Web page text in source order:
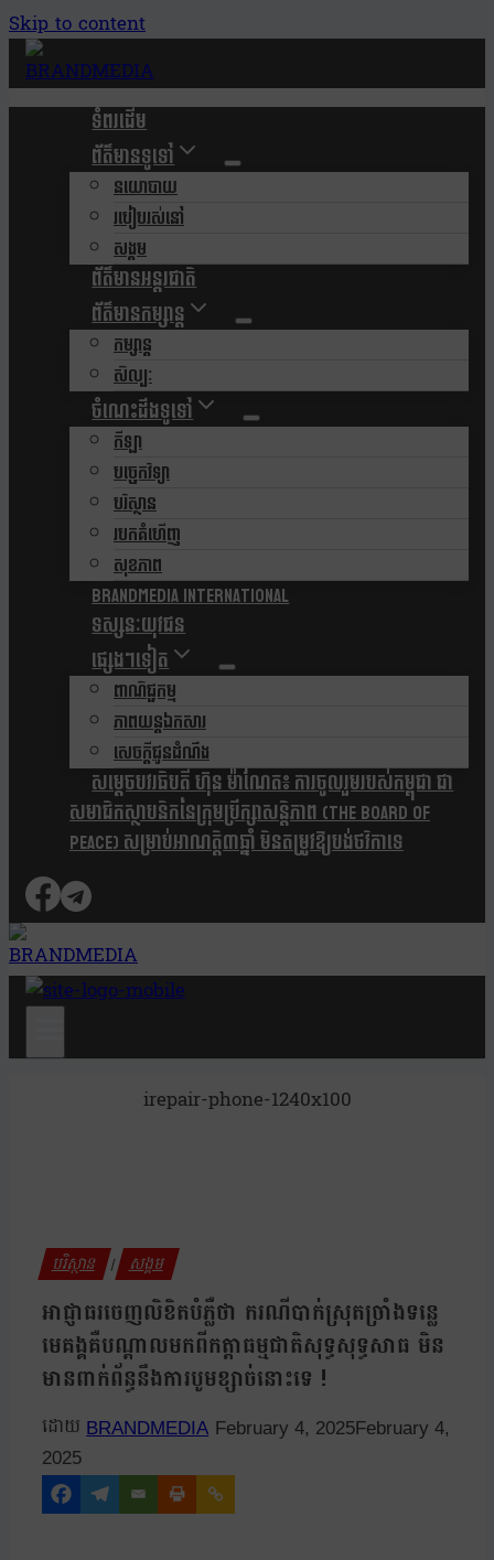
Skip to content
ទំពរដើម
ព័ត៌មានទូទៅ
នយោបាយ
របៀបរស់នៅ
សង្គម
ព័ត៌មានអន្តរជាតិ
ព័ត៌មានកម្សាន្ត
កម្សាន្ត
សិល្បៈ
ចំណេះដឹងទូទៅ
កីឡា
បច្ចេកវិទ្យា
បរិស្ថាន
របកគំហើញ
សុខភាព
Brandmedia international
ទស្សនៈយុវជន
ផ្សេងៗទៀត
ពាណិជ្ជកម្ម
ភាពយន្តឯកសារ
សេចក្តីជូនដំណឹង
សម្តេចបវរធិបតី ហ៊ុន ម៉ាណែត៖ ការចូលរួមរបស់កម្ពុជា ជា
សមាជិកស្ថាបនិកនៃក្រុមប្រឹក្សាសន្តិភាព (The Board Of
Peace) សម្រាប់អាណត្តិ៣ឆ្នាំ មិនតម្រូវឱ្យបង់ថវិកាទេ
irepair-phone-1240x100
បរិស្ថាន | សង្គម
អាជ្ញាធរចេញលិខិតបំភ្លឺថា ករណីបាក់ស្រុតច្រាំងទន្លេ
មេគង្គគឺបណ្តាលមកពីកត្តាធម្មជាតិសុទ្ធសុទ្ធសាធ មិន
មានពាក់ព័ន្ធនឹងការបូមខ្សាច់នោះទេ !
BRANDMEDIA February 4, 2025February 4,
2025